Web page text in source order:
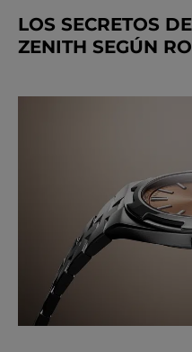
LOS SECRETOS
ZENITH SEGÚN